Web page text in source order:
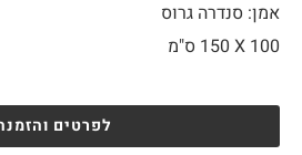
אמן: סנדרה גרוס
100 X
לפרטים